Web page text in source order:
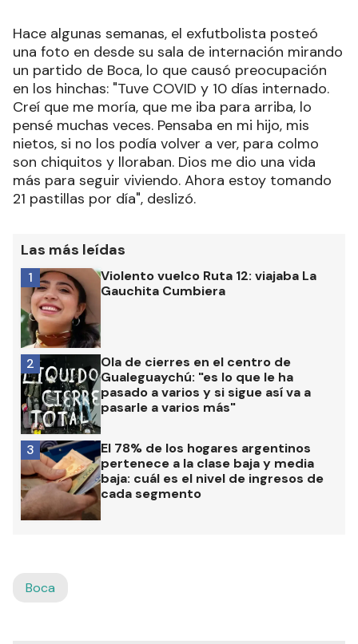
Hace algunas semanas, el exfutbolista posteó
una foto en desde su sala de internación mirando
un partido de Boca, lo que causó preocupación
en los hinchas: "Tuve COVID y 10 días internado.
Creí que me moría, que me iba para arriba, lo
pensé muchas veces. Pensaba en mi hijo, mis
nietos, si no los podía volver a ver, para colmo
son chiquitos y lloraban. Dios me dio una vida
más para seguir viviendo. Ahora estoy tomando
21 pastillas por día", deslizó.
Las más leídas
Violento vuelco Ruta 12: viajaba La
Gauchita Cumbiera
1
Ola de cierres en el centro de
Gualeguaychú: "es lo que le ha
pasado a varios y si sigue así va a
pasarle a varios más"
2
El 78% de los hogares argentinos
pertenece a la clase baja y media
baja: cuál es el nivel de ingresos de
cada segmento
3
Boca